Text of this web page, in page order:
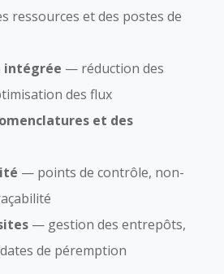
ressources et des postes de
intégrée — réduction des
des flux
et des
— points de contrôle, non-
— gestion des entrepôts,
de péremption